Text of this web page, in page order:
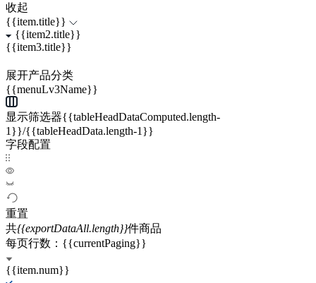
收起
{{item.title}}
{{item2.title}}
{{item3.title}}
展开产品分类
{{menuLv3Name}}
显示筛选器{{tableHeadDataComputed.length-
1}}/{{tableHeadData.length-1}}
字段配置
重置
共{{exportDataAll.length}}件商品
每页行数：{{currentPaging}}
{{item.num}}